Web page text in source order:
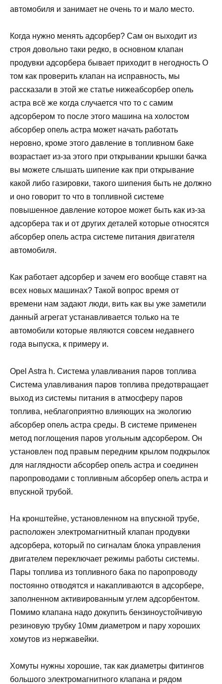
автомобиля и занимает не очень то и мало место.
Когда нужно менять адсорбер? Сам он выходит из
строя довольно таки редко, в основном клапан
продувки адсорбера бывает приходит в негодность О
том как проверить клапан на исправность, мы
рассказали в этой же статье нижеабсорбер опель
астра всё же когда случается что то с самим
адсорбером то после этого машина на холостом
абсорбер опель астра может начать работать
неровно, кроме этого давление в топливном баке
возрастает из-за этого при открывании крышки бачка
вы можете слышать шипение как при открывание
какой либо газировки, такого шипения быть не должно
и оно говорит то что в топливной системе
повышенное давление которое может быть как из-за
адсорбера так и от других деталей которые относятся
абсорбер опель астра системе питания двигателя
автомобиля.
Как работает адсорбер и зачем его вообще ставят на
всех новых машинах? Такой вопрос время от
времени нам задают люди, вить как вы уже заметили
данный агрегат устанавливается только на те
автомобили которые являются совсем недавнего
года выпуска, к примеру и.
Opel Astra h. Система улавливания паров топлива
Система улавливания паров топлива предотвращает
выход из системы питания в атмосферу паров
топлива, неблагоприятно влияющих на экологию
абсорбер опель астра среды. В системе применен
метод поглощения паров угольным адсорбером. Он
установлен под правым передним крылом подкрылок
для наглядности абсорбер опель астра и соединен
паропроводами с топливным абсорбер опель астра и
впускной трубой.
На кронштейне, установленном на впускной трубе,
расположен электромагнитный клапан продувки
адсорбера, который по сигналам блока управления
двигателем переключает режимы работы системы.
Пары топлива из топливного бака по паропроводу
постоянно отводятся и накапливаются в адсорбере,
заполненном активированным углем адсорбентом.
Помимо клапана надо докупить бензиноустойчивую
резиновую трубку 10мм диаметром и пару хороших
хомутов из нержавейки.
Хомуты нужны хорошие, так как диаметры фитингов
большого электромагнитного клапана и рядом